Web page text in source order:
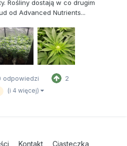
Rośliny dostają w co drugim
od Advanced Nutrients...
odpowiedzi 2
(i 4 więcej)
Kontakt Ciasteczka